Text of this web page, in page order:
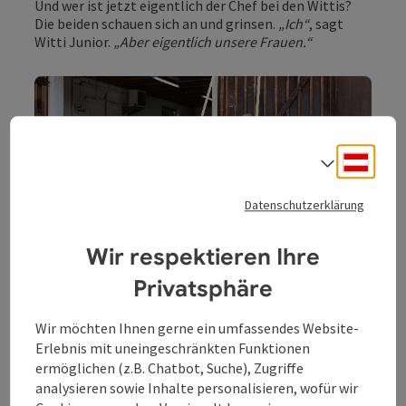
Und wer ist jetzt eigentlich der Chef bei den Wittis?
Die beiden schauen sich an und grinsen. „Ich“, sagt
Witti Junior. „Aber eigentlich unsere Frauen.“
Mittlerweile hat Anton das Ruder an Gerald übergegeben,
liebt jeder, was er tut.
Datenschutzerklärung
Wir respektieren Ihre
Privatsphäre
Wir möchten Ihnen gerne ein umfassendes Website-
Erlebnis mit uneingeschränkten Funktionen
ermöglichen (z.B. Chatbot, Suche), Zugriffe
analysieren sowie Inhalte personalisieren, wofür wir